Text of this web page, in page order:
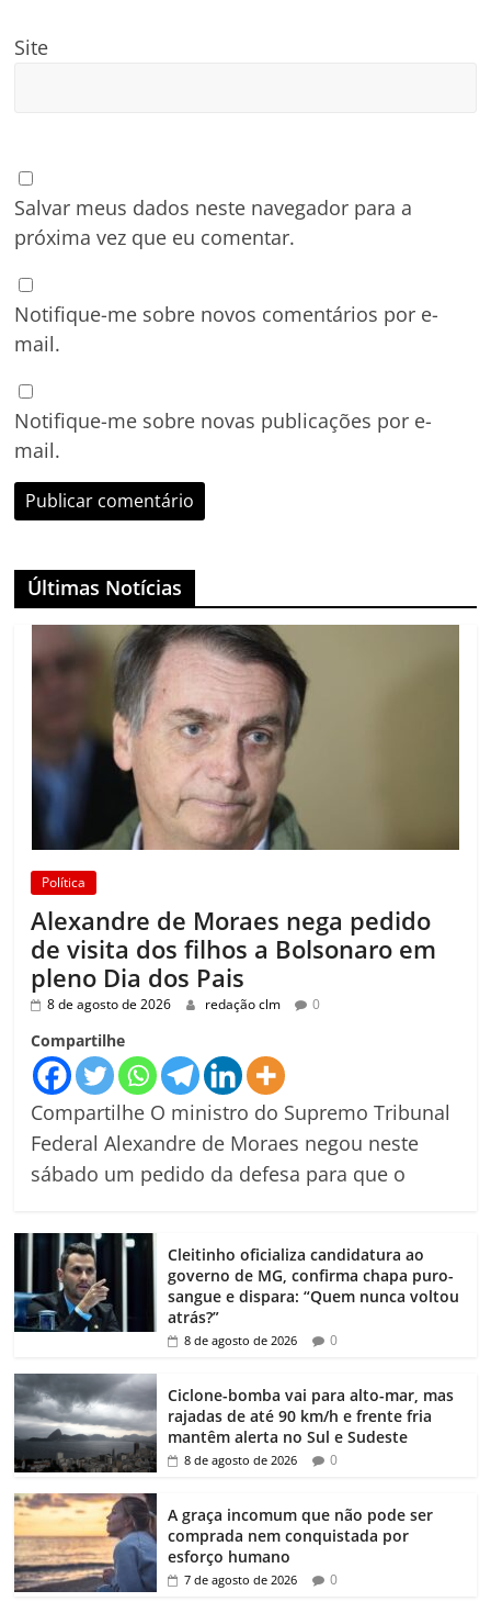
Site
Salvar meus dados neste navegador para a
próxima vez que eu comentar.
Notifique-me sobre novos comentários por e-
mail.
Notifique-me sobre novas publicações por e-
mail.
Últimas Notícias
Política
Alexandre de Moraes nega pedido
de visita dos filhos a Bolsonaro em
pleno Dia dos Pais
8 de agosto de 2026 redação clm 0
Compartilhe
Compartilhe O ministro do Supremo Tribunal
Federal Alexandre de Moraes negou neste
sábado um pedido da defesa para que o
Cleitinho oficializa candidatura ao
governo de MG, confirma chapa puro-
sangue e dispara: “Quem nunca voltou
atrás?”
8 de agosto de 2026 0
Ciclone-bomba vai para alto-mar, mas
rajadas de até 90 km/h e frente fria
mantêm alerta no Sul e Sudeste
8 de agosto de 2026 0
A graça incomum que não pode ser
comprada nem conquistada por
esforço humano
7 de agosto de 2026 0